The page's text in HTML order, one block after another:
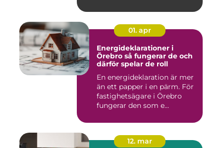
01. apr
Energideklarationer i
Örebro så fungerar de och
därför spelar de roll
En energideklaration är mer
än ett papper i en pärm. För
fastighetsägare i Örebro
fungerar den som e...
12. mar